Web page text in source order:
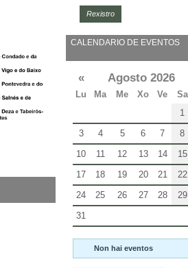
Rexistro
CALENDARIO DE EVENTOS
« Agosto 2026
Lu Ma Me Xo Ve Sa
1
3
4 5 6 7 8
10
11 12 13 14 15
17
18 19 20 21 22
24
25 26 27 28 29
31
Non hai eventos